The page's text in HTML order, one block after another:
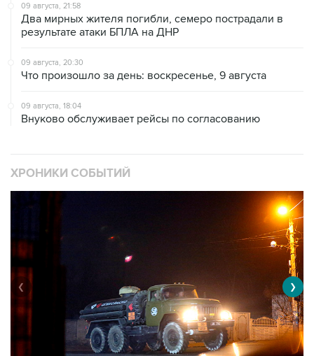
09 августа, 21:58
Два мирных жителя погибли, семеро пострадали в
результате атаки БПЛА на ДНР
09 августа, 20:30
Что произошло за день: воскресенье, 9 августа
09 августа, 18:04
Внуково обслуживает рейсы по согласованию
ХРОНИКИ СОБЫТИЙ
❮ ❯